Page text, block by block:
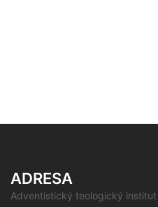
ADRESA
Adventistický teologický institut